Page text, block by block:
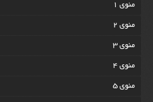
منوی 1
منوی 2
منوی 3
منوی 4
منوی 5